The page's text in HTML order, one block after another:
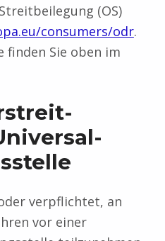
(OS)
consumers/odr.
finden Sie oben im
verpflichtet, an
vor einer